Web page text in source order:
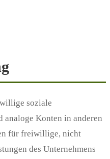
soziale
analoge Konten in anderen
für freiwillige, nicht
des Unternehmens